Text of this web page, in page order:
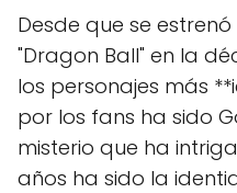
Desde que se
"Dragon Ball" en la
los personajes más
por los fans ha sido
misterio que ha
años ha sido la